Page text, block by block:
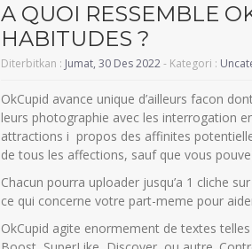
A QUOI RESSEMBLE
HABITUDES ?
Diterbitkan : Jumat, 30 Des 2022- Kategori :
OkCupid avance unique d’ailleurs facon
leurs photographie avec les interrogation
attractions i propos des affinites
de tous les affections, sauf que vous
Chacun pourra uploader jusqu’a 1 cliche
ce qui concerne votre part-meme pour
OkCupid agite enormement de textes